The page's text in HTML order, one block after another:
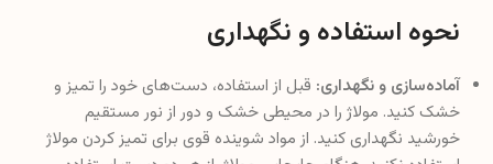
نحوه استفاده و نگهداری
آماده‌سازی و نگهداری: قبل از استفاده، دست‌های خود را تمیز و
خشک کنید. مولاژ را در محیطی خشک و دور از نور مستقیم
خورشید نگهداری کنید. از مواد شوینده قوی برای تمیز کردن مولاژ